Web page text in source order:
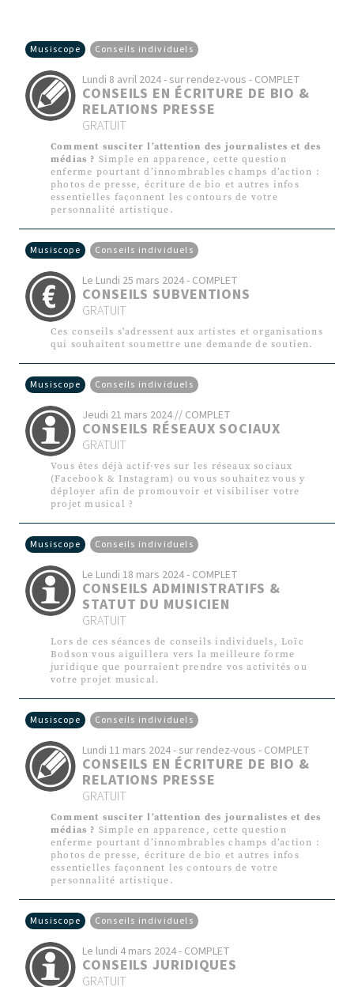
Musiscope Conseils individuels
Lundi 8 avril 2024 - sur rendez-vous - COMPLET
CONSEILS EN ÉCRITURE DE BIO &
RELATIONS PRESSE
GRATUIT
Comment susciter l’attention des journalistes et des
médias ? Simple en apparence, cette question
enferme pourtant d’innombrables champs d’action :
photos de presse, écriture de bio et autres infos
essentielles façonnent les contours de votre
personnalité artistique.
Musiscope Conseils individuels
Le Lundi 25 mars 2024 - COMPLET
CONSEILS SUBVENTIONS
GRATUIT
Ces conseils s'adressent aux artistes et organisations
qui souhaitent soumettre une demande de soutien.
Musiscope Conseils individuels
Jeudi 21 mars 2024 // COMPLET
CONSEILS RÉSEAUX SOCIAUX
GRATUIT
Vous êtes déjà actif·ves sur les réseaux sociaux
(Facebook & Instagram) ou vous souhaitez vous y
déployer afin de promouvoir et visibiliser votre
projet musical ?
Musiscope Conseils individuels
Le Lundi 18 mars 2024 - COMPLET
CONSEILS ADMINISTRATIFS &
STATUT DU MUSICIEN
GRATUIT
Lors de ces séances de conseils individuels, Loïc
Bodson vous aiguillera vers la meilleure forme
juridique que pourraient prendre vos activités ou
votre projet musical.
Musiscope Conseils individuels
Lundi 11 mars 2024 - sur rendez-vous - COMPLET
CONSEILS EN ÉCRITURE DE BIO &
RELATIONS PRESSE
GRATUIT
Comment susciter l’attention des journalistes et des
médias ? Simple en apparence, cette question
enferme pourtant d’innombrables champs d’action :
photos de presse, écriture de bio et autres infos
essentielles façonnent les contours de votre
personnalité artistique.
Musiscope Conseils individuels
Le lundi 4 mars 2024 - COMPLET
CONSEILS JURIDIQUES
GRATUIT